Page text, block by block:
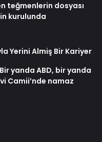
teğmenlerin dosyası
kurulunda
Yerini Almiş Bir Kariyer
yanda ABD, bir yanda
Camii’nde namaz